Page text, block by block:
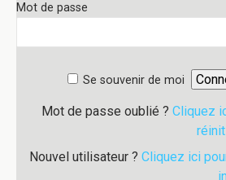
Mot de passe
Se souvenir de moi
Mot de passe oublié ? Cliquez
Nouvel utilisateur ? Cliquez ici